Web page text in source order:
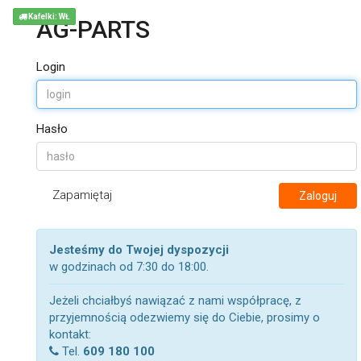
AG-PARTS
Login
Hasło
Zapamiętaj Zaloguj
Jesteśmy do Twojej dyspozycji
w godzinach od 7:30 do 18:00.
Jeżeli chciałbyś nawiązać z nami współpracę, z
przyjemnością odezwiemy się do Ciebie, prosimy o
kontakt:
Tel. 609 180 100
Kafelki: WŁ